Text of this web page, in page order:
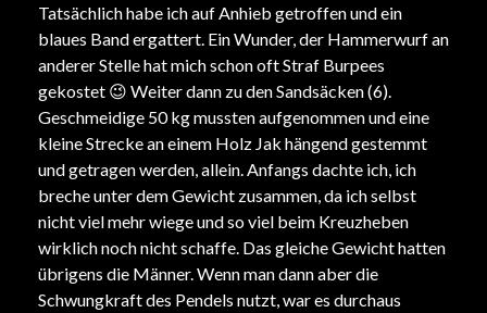
Tatsächlich habe ich auf Anhieb getroffen und ein
blaues Band ergattert. Ein Wunder, der Hammerwurf an
anderer Stelle hat mich schon oft Straf Burpees
gekostet 😉 Weiter dann zu den Sandsäcken (6).
Geschmeidige 50 kg mussten aufgenommen und eine
kleine Strecke an einem Holz Jak hängend gestemmt
und getragen werden, allein. Anfangs dachte ich, ich
breche unter dem Gewicht zusammen, da ich selbst
nicht viel mehr wiege und so viel beim Kreuzheben
wirklich noch nicht schaffe. Das gleiche Gewicht hatten
übrigens die Männer. Wenn man dann aber die
Schwungkraft des Pendels nutzt, war es durchaus